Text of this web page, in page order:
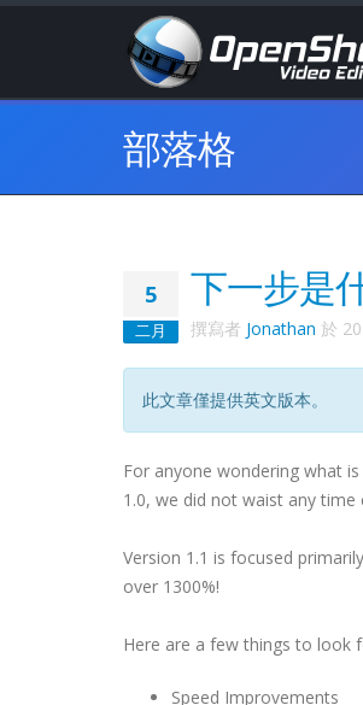
部落格
5
二月
下一步是
撰寫者 Jonathan 於
此文章僅提供英文版本。
For anyone wondering what
1.0, we did not waist any
Version 1.1 is focused
over 1300%!
Here are a few things to look
Speed Improvements